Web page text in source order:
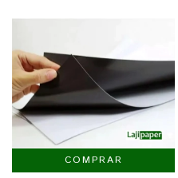
COMPRAR